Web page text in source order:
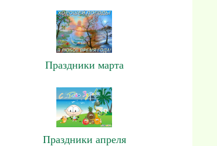
Праздники марта
Праздники апреля